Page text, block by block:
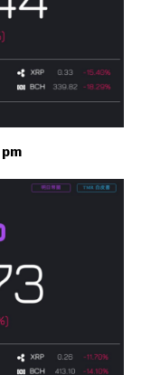
pm